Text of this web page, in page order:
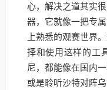
心，解决之道其实
器，它就像一把专
上熟悉的观赛世界
择和使用这样的工
尼，都能像在国内
或是聆听沙特对阵